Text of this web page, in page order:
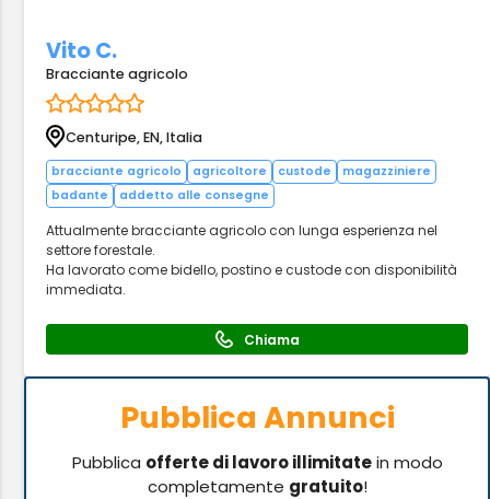
Vito C.
Bracciante agricolo
Centuripe, EN, Italia
bracciante agricolo agricoltore custode
magazziniere
badante
addetto alle consegne
Attualmente bracciante agricolo con lunga esperienza nel
settore forestale.
Ha lavorato come bidello, postino e custode con disponibilità
immediata.
Chiama
Pubblica Annunci
Pubblica offerte di lavoro illimitatein modo
completamente gratuito!